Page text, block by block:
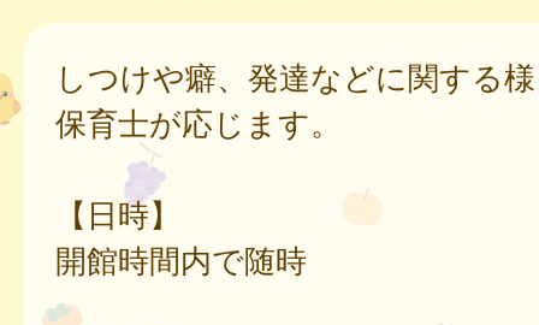
しつけや癖、発達などに関する
保育士が応じます。
【日時】
開館時間内で随時